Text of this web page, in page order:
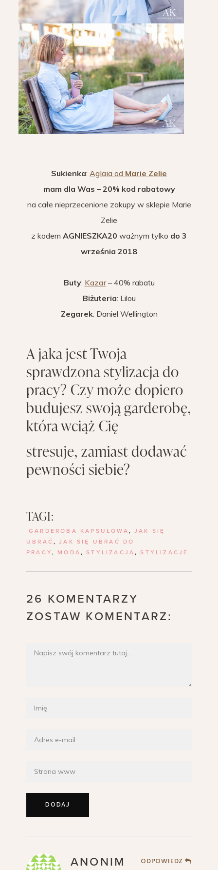
Sukienka: Aglaia od Marie Zelie
mam dla Was – 20% kod rabatowy
na całe nieprzecenione zakupy w sklepie Marie
Zelie
z kodem AGNIESZKA20 ważnym tylko do 3
września 2018
Buty: Kazar– 40% rabatu
Biżuteria: Lilou
Zegarek: Daniel Wellington
A jaka jest Twoja
sprawdzona stylizacja do
pracy? Czy może dopiero
budujesz swoją garderobę,
która wciąż Cię
stresuje, zamiast dodawać
pewności siebie?
TAGI:
GARDEROBA KAPSUŁOWA , JAK SIĘ
UBRAĆ , JAK SIĘ UBRAĆ DO
PRACY , MODA, STYLIZACJA, STYLIZACJE
26 KOMENTARZY
ZOSTAW KOMENTARZ:
ANONIM ODPOWIEDZ